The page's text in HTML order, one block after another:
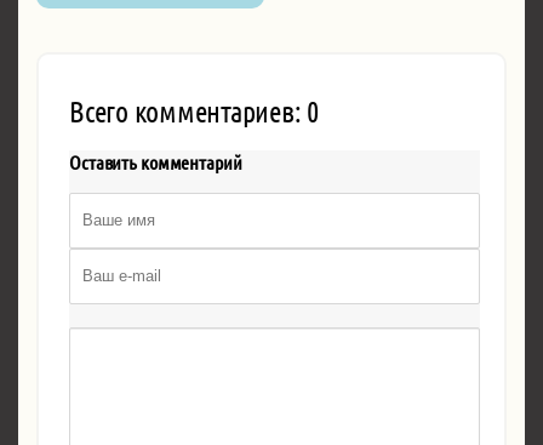
Всего комментариев: 0
Оставить комментарий